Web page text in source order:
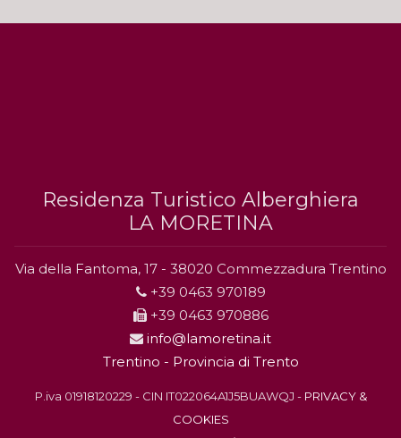
Residenza Turistico Alberghiera
LA MORETINA
Via della Fantoma, 17 - 38020 Commezzadura Trentino
+39 0463 970189
+39 0463 970886
info@lamoretina.it
Trentino - Provincia di Trento
P.iva 01918120229 - CIN IT022064A1J5BUAWQJ - PRIVACY &
COOKIES